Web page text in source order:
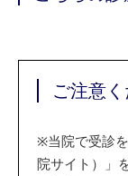
ご注意
※当院で受診
院サイト）」